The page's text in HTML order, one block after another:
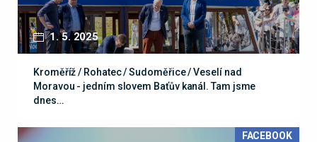
1. 5. 2025
Kroměříž / Rohatec / Sudoměřice / Veselí nad
Moravou - jedním slovem Baťův kanál. Tam jsme
dnes…
FACEBOOK